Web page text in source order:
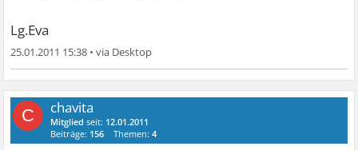
Lg.Eva
25.01.2011 15:38 •
C chavita
Mitglied seit: 12.01.2011
Beiträge: 156 Themen:4